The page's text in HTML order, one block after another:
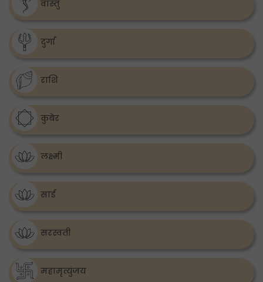
वास्तु
दुर्गा
राशि
कुबेर
लक्ष्मी
साई
सरस्वती
महामृत्युंजय